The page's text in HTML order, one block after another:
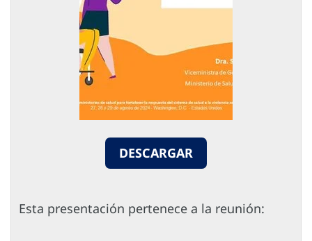
DESCARGAR
Esta presentación pertenece a la reunión: